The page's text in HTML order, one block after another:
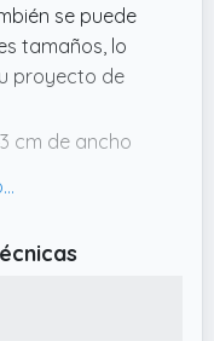
se puede
tamaños, lo
proyecto de
cm de ancho
está hecho
de lunares, lo
más